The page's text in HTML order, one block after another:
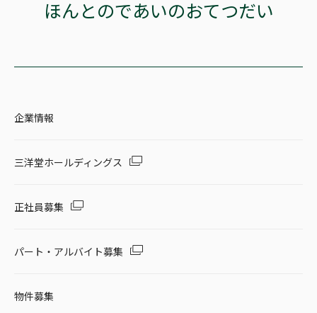
ほんとのであいのおてつだい
企業情報
三洋堂ホールディングス
正社員募集
パート・アルバイト募集
物件募集